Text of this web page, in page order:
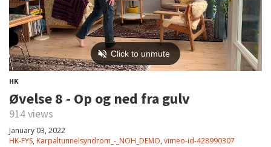
HK
Øvelse 8 - Op og ned fra gulv
914 views
January 03, 2022
HK-FYS, Karpaltunnelsyndrom_-_NOH_DEMO, vimeo-id-428990307